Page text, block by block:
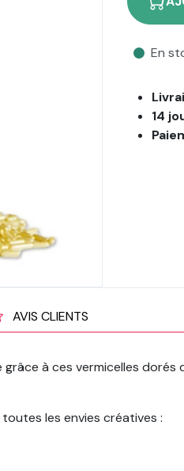
En
14
AVIS CLIENTS
à ces vermicelles
les envies créatives :